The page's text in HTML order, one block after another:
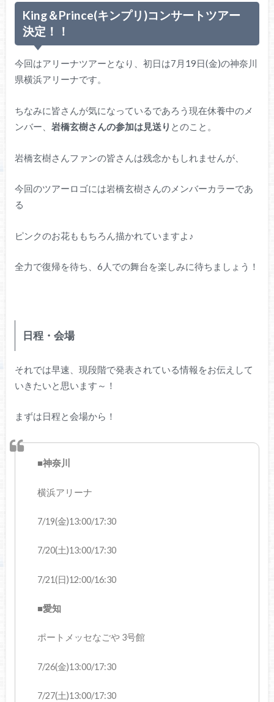
King＆Prince(キンプリ)コンサートツアー
決定！！
今回はアリーナツアーとなり、初日は7月19日(金)の神奈川
県横浜アリーナです。
ちなみに皆さんが気になっているであろう現在休養中のメ
ンバー、 岩橋玄樹さんの参加は見送り とのこと。
岩橋玄樹さんファンの皆さんは残念かもしれませんが、
今回のツアーロゴには岩橋玄樹さんのメンバーカラーであ
る
ピンクのお花ももちろん描かれていますよ♪
全力で復帰を待ち、6人での舞台を楽しみに待ちましょう！
日程・会場
それでは早速、現段階で発表されている情報をお伝えして
いきたいと思います～！
まずは日程と会場から！
■神奈川
横浜アリーナ
7/19(金)13:00/17:30
7/20(土)13:00/17:30
7/21(日)12:00/16:30
■愛知
ポートメッセなごや 3号館
7/26(金)13:00/17:30
7/27(土)13:00/17:30